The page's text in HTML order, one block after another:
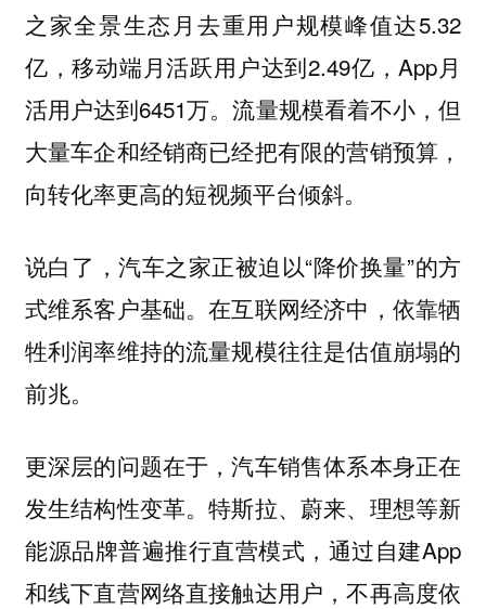
之家全景生态月去重用户规模峰值达5.32
亿，移动端月活跃用户达到2.49亿，App月
活用户达到6451万。流量规模看着不小，但
大量车企和经销商已经把有限的营销预算，
向转化率更高的短视频平台倾斜。
说白了，汽车之家正被迫以“降价换量”的方
式维系客户基础。在互联网经济中，依靠牺
牲利润率维持的流量规模往往是估值崩塌的
前兆。
更深层的问题在于，汽车销售体系本身正在
发生结构性变革。特斯拉、蔚来、理想等新
能源品牌普遍推行直营模式，通过自建App
和线下直营网络直接触达用户，不再高度依